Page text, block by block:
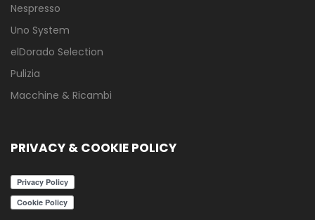
Nespresso
Uno System
elDorado Selection
Pulizia
Macchine & Ricambi
PRIVACY & COOKIE POLICY